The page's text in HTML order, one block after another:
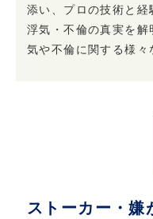
添い、プロの技術と
浮気・不倫の真実を
気や不倫に関する様々
ストーカー・嫌